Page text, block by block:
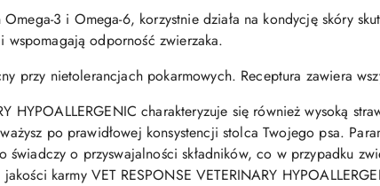
3 i Omega-6, korzystnie działa na kondycję skóry
wspomagają odporność zwierzaka.
przy nietolerancjach pokarmowych. Receptura zawiera
HYPOALLERGENIC charakteryzuje się również wysoką
po prawidłowej konsystencji stolca Twojego psa.
świadczy o przyswajalności składników, co w przypadku
karmy VET RESPONSE VETERINARY